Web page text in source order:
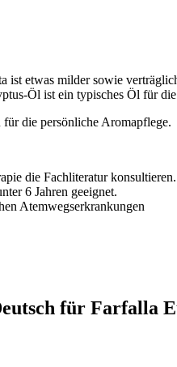
ist etwas milder sowie
Öl ist ein typisches Öl für
die persönliche Aromapflege.
die Fachliteratur konsultieren.
6 Jahren geeignet.
Atemwegserkrankungen
für Farfalla